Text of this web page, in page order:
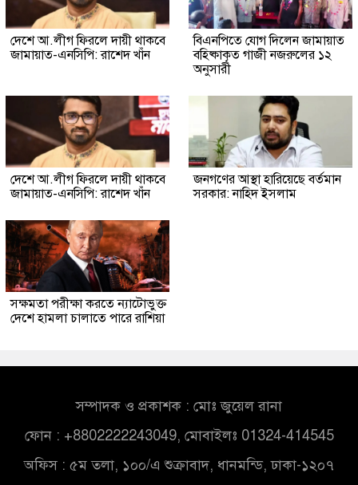
দেশে আ.লীগ ফিরলে দায়ী থাকবে
জামায়াত-এনসিপি: রাশেদ খাঁন
বিএনপিতে যোগ দিলেন জামায়াত
বহিষ্কাকৃত গাজী নজরুলের ১২
অনুসারী
দেশে আ.লীগ ফিরলে দায়ী থাকবে
জামায়াত-এনসিপি: রাশেদ খাঁন
জনগণের আস্থা হারিয়েছে বর্তমান
সরকার: নাহিদ ইসলাম
সক্ষমতা পরীক্ষা করতে ন্যাটোভুক্ত
দেশে হামলা চালাতে পারে রাশিয়া
সম্পাদক ও প্রকাশক : মোঃ জুয়েল রানা
ফোন : +8802222243049, মোবাইলঃ 01324-414545
অফিস : ৫ম তলা, ১০০/এ শুক্রাবাদ, ধানমন্ডি, ঢাকা-১২০৭